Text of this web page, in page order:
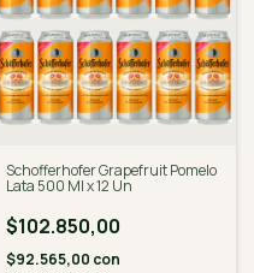
Schofferhofer Grapefruit Pomelo
Lata 500 Ml x 12 Un
$102.850,00
$92.565,00 con